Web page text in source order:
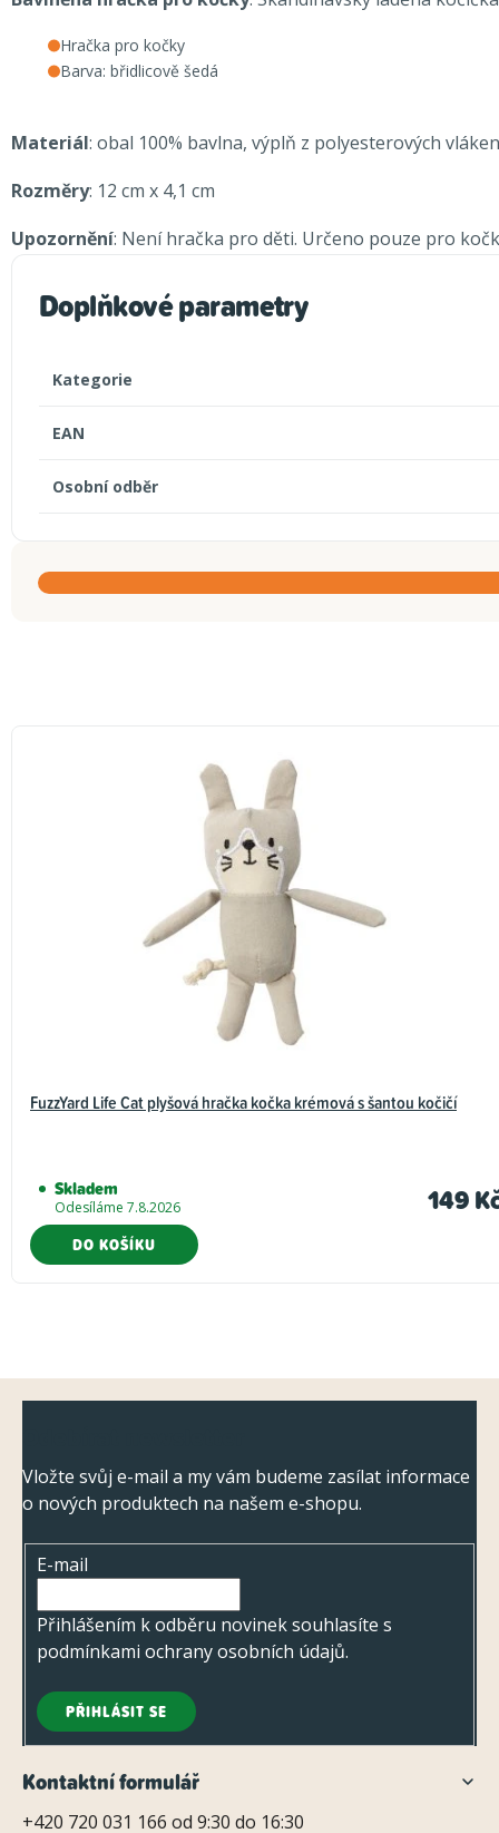
Hračka pro kočky
Barva: břidlicově šedá
Materiál: obal 100% bavlna, výplň z polyesterových
Rozměry: 12 cm x 4,1 cm
Upozornění: Není hračka pro děti. Určeno pouze pro
Doplňkové parametry
Kategorie
EAN
Osobní odběr
FuzzYard Life Cat plyšová hračka kočka krémová s šantou kočičí
Skladem
Odesíláme 7.8.2026 149
DO KOŠÍKU
Vložte svůj e-mail a my vám budeme zasílat informace
o nových produktech na našem e-shopu.
E-mail
Přihlášením k odběru novinek souhlasíte s
podmínkami ochrany osobních údajů.
PŘIHLÁSIT SE
Kontaktní formulář
+420 720 031 166 od 9:30 do 16:30